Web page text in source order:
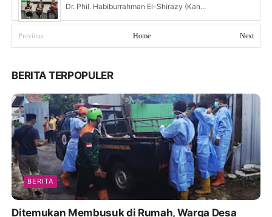
Dr. Phil. Habiburrahman El-Shirazy (Kan...
Previous Next
Home
BERITA TERPOPULER
BERITA
Ditemukan Membusuk di Rumah, Warga Desa